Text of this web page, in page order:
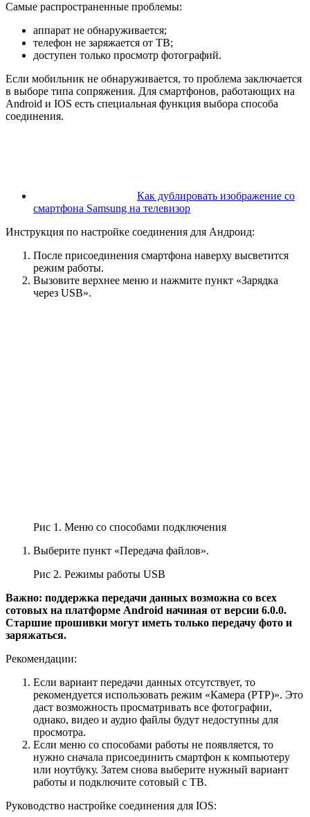
Самые распространенные проблемы:
аппарат не обнаруживается;
телефон не заряжается от ТВ;
доступен только просмотр фотографий.
Если мобильник не обнаруживается, то проблема заключается
в выборе типа сопряжения. Для смартфонов, работающих на
Android и IOS есть специальная функция выбора способа
соединения.
Как дублировать изображение со
смартфона Samsung на телевизор
Инструкция по настройке соединения для Андроид:
После присоединения смартфона наверху высветится
режим работы.
Вызовите верхнее меню и нажмите пункт «Зарядка
через USB».
Рис 1. Меню со способами подключения
Выберите пункт «Передача файлов».
Рис 2. Режимы работы USB
Важно: поддержка передачи данных возможна со всех
сотовых на платформе Android начиная от версии 6.0.0.
Старшие прошивки могут иметь только передачу фото и
заряжаться.
Рекомендации:
Если вариант передачи данных отсутствует, то
рекомендуется использовать режим «Камера (PTP)». Это
даст возможность просматривать все фотографии,
однако, видео и аудио файлы будут недоступны для
просмотра.
Если меню со способами работы не появляется, то
нужно сначала присоединить смартфон к компьютеру
или ноутбуку. Затем снова выберите нужный вариант
работы и подключите сотовый с ТВ.
Руководство настройке соединения для IOS: